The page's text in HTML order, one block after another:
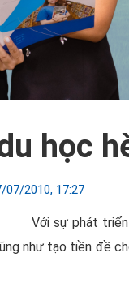
học
07/2010, 17:27
Với sự phát
như tạo tiền đề